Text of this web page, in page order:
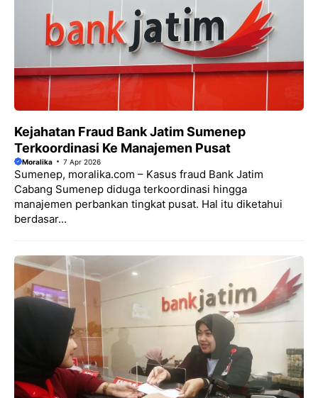
Kejahatan Fraud Bank Jatim Sumenep
Terkoordinasi Ke Manajemen Pusat
Moralika 7 Apr 2026
Sumenep, moralika.com – Kasus fraud Bank Jatim
Cabang Sumenep diduga terkoordinasi hingga
manajemen perbankan tingkat pusat. Hal itu diketahui
berdasar...